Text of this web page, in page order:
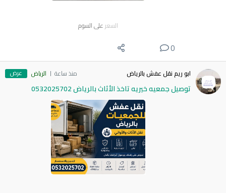
السعر على السوم
0
ابو ريم نقل عفش بالرياض منذ ساعة الرياض عرض
توصيل جمعيه خيريه تاخذ الأثاث بالرياض 0532025702